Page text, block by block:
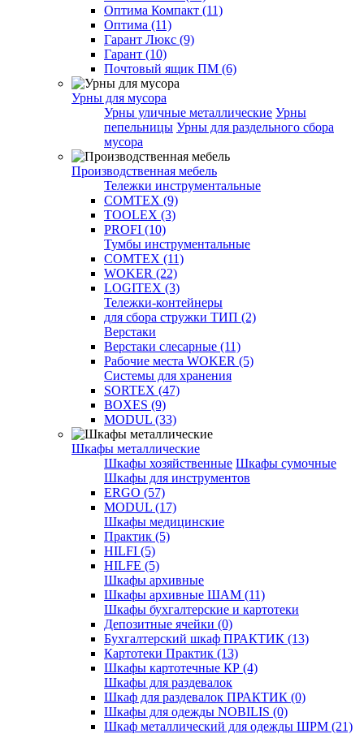
Оптима Компакт (11)
Оптима (11)
Гарант Люкс (9)
Гарант (10)
Почтовый ящик ПМ (6)
Урны для мусора
Урны уличные металлические Урны
пепельницы Урны для раздельного сбора
мусора
Производственная мебель
Тележки инструментальные
COMTEX (9)
TOOLEX (3)
PROFI (10)
Тумбы инструментальные
COMTEX (11)
WOKER (22)
LOGITEX (3)
Тележки-контейнеры
для сбора стружки ТИП (2)
Верстаки
Верстаки слесарные (11)
Рабочие места WOKER (5)
Системы для хранения
SORTEX (47)
BOXES (9)
MODUL (33)
Шкафы металлические
Шкафы хозяйственные Шкафы сумочные
Шкафы для инструментов
ERGO (57)
MODUL (17)
Шкафы медицинские
Практик (5)
HILFI (5)
HILFE (5)
Шкафы архивные
Шкафы архивные ШАМ (11)
Шкафы бухгалтерские и картотеки
Депозитные ячейки (0)
Бухгалтерский шкаф ПРАКТИК (13)
Картотеки Практик (13)
Шкафы картотечные КР (4)
Шкафы для раздевалок
Шкаф для раздевалок ПРАКТИК (0)
Шкафы для одежды NOBILIS (0)
Шкаф металлический для одежды ШРМ (21)